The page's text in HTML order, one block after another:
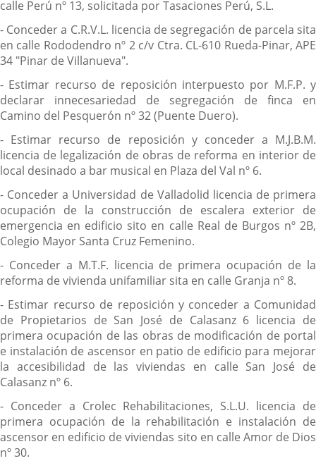
calle Perú nº 13, solicitada por Tasaciones Perú, S.L.
- Conceder a C.R.V.L. licencia de segregación de parcela sita
en calle Rododendro nº 2 c/v Ctra. CL-610 Rueda-Pinar, APE
34 "Pinar de Villanueva".
- Estimar recurso de reposición interpuesto por M.F.P. y
declarar innecesariedad de segregación de finca en
Camino del Pesquerón nº 32 (Puente Duero).
- Estimar recurso de reposición y conceder a M.J.B.M.
licencia de legalización de obras de reforma en interior de
local desinado a bar musical en Plaza del Val nº 6.
- Conceder a Universidad de Valladolid licencia de primera
ocupación de la construcción de escalera exterior de
emergencia en edificio sito en calle Real de Burgos nº 2B,
Colegio Mayor Santa Cruz Femenino.
- Conceder a M.T.F. licencia de primera ocupación de la
reforma de vivienda unifamiliar sita en calle Granja nº 8.
- Estimar recurso de reposición y conceder a Comunidad
de Propietarios de San José de Calasanz 6 licencia de
primera ocupación de las obras de modificación de portal
e instalación de ascensor en patio de edificio para mejorar
la accesibilidad de las viviendas en calle San José de
Calasanz nº 6.
- Conceder a Crolec Rehabilitaciones, S.L.U. licencia de
primera ocupación de la rehabilitación e instalación de
ascensor en edificio de viviendas sito en calle Amor de Dios
nº 30.